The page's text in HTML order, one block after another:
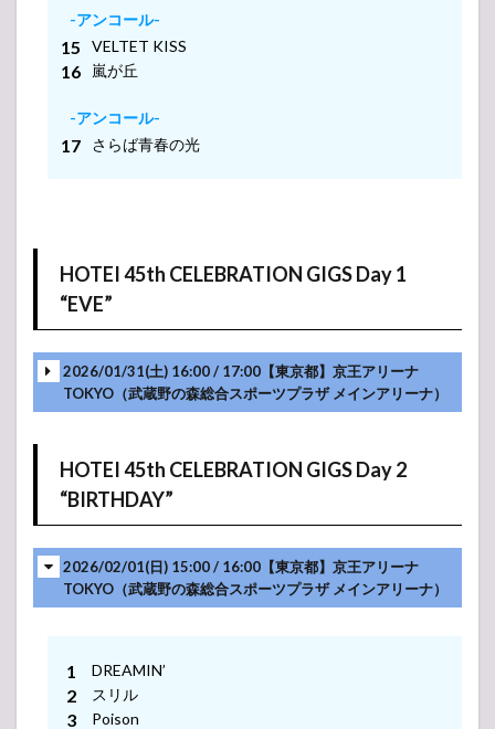
布袋
寅泰
ブ・
コン
サー
6.1
HOTEI
40th
ANNIVERSARY
from
Budokan” ～と
どけ。Day 1
6.2
HOTEI
40th
ANNIVERSARY
Live “Message
Budokan” ～と
どけ。Day 2
(Adventures)
40th
Anniversary
Special GIGS
-アンコール-
-アンコール-
-アンコール-
VELTET KISS
嵐が丘
-アンコール-
さらば青春の光
HOTEI 45th CELEBRATION GIGS Day 1
“EVE”
2026/01/31(土) 16:00 / 17:00【東京都】京王アリーナ
TOKYO（武蔵野の森総合スポーツプラザ メインアリーナ）
HOTEI 45th CELEBRATION GIGS Day 2
“BIRTHDAY”
2026/02/01(日) 15:00 / 16:00【東京都】京王アリーナ
TOKYO（武蔵野の森総合スポーツプラザ メインアリーナ）
DREAMIN’
スリル
Poison